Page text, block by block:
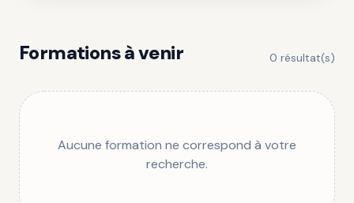
Formations à venir 0 résultat(s)
Aucune formation ne correspond à votre
recherche.